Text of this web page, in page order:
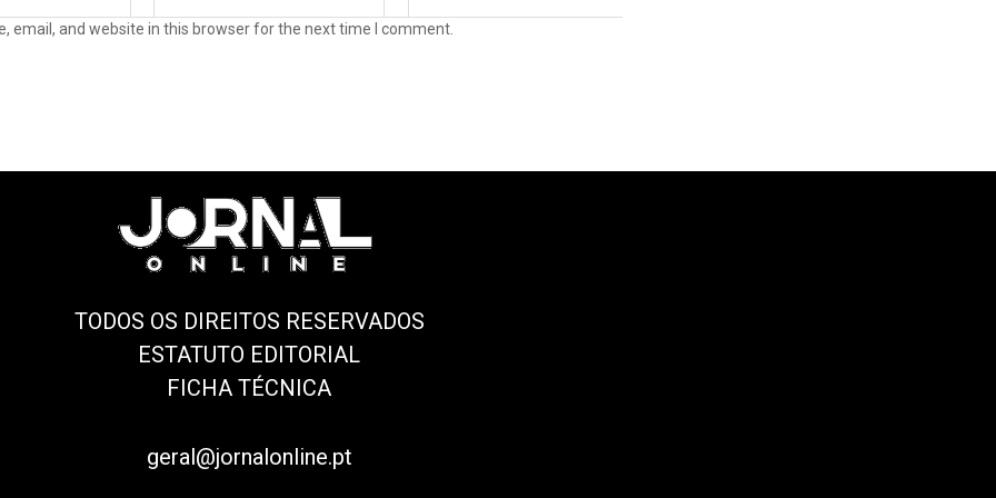
email, and website in this browser for the next time I comment.
TODOS OS DIREITOS RESERVADOS
ESTATUTO EDITORIAL
FICHA TÉCNICA
geral@jornalonline.pt